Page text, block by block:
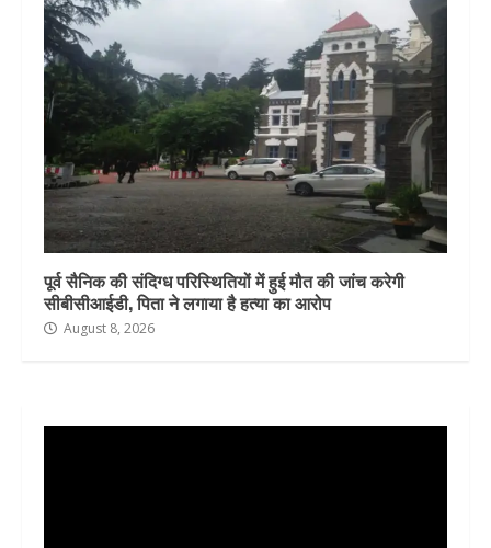
पूर्व सैनिक की संदिग्ध परिस्थितियों में हुई मौत की जांच करेगी
सीबीसीआईडी, पिता ने लगाया है हत्या का आरोप
August 8, 2026